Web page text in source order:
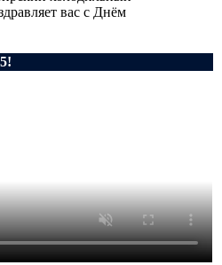
вас с Днём